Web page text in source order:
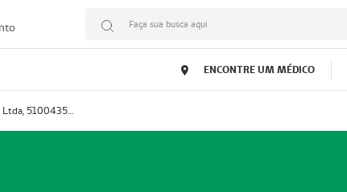
Faça sua busca aqui
ENCONTRE UM MÉDICO
Prestador Centro Médico Vitória Ltda, 51004350-4: Centro Médico Vitória Ltda (Nome Fantasia: Policlínica Master)